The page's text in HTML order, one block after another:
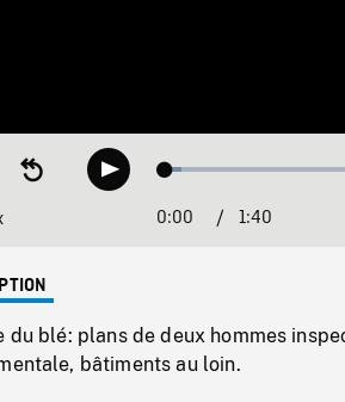
Seek
backwardPlay Loaded:
Current
0:00 / 1:40
du blé: plans de deux hommes
bâtiments au loin.